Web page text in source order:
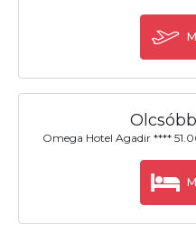
Omega Hotel Agadir ****